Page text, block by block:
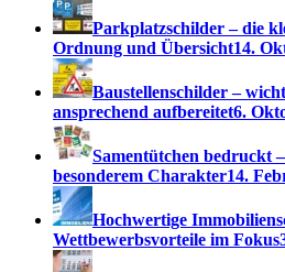
Parkplatzschilder – die
Ordnung und Übersicht14.
Baustellenschilder –
ansprechend aufbereitet6.
Samentütchen bedruckt
besonderem Charakter14.
Hochwertige
Wettbewerbsvorteile im Fokus